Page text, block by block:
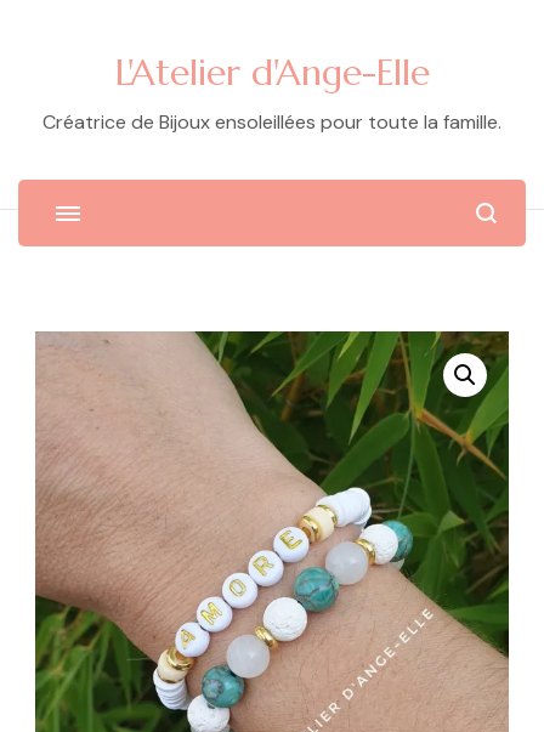
L'Atelier d'Ange-Elle
Créatrice de Bijoux ensoleillées pour toute la famille.